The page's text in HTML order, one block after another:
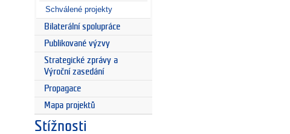
Schválené projekty
Bilaterální spolupráce
Publikované výzvy
Strategické zprávy a
Výroční zasedání
Propagace
Mapa projektů
Stížnosti